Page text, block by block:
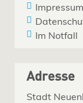
Impressum
Im Notfall
Adresse
Stadt